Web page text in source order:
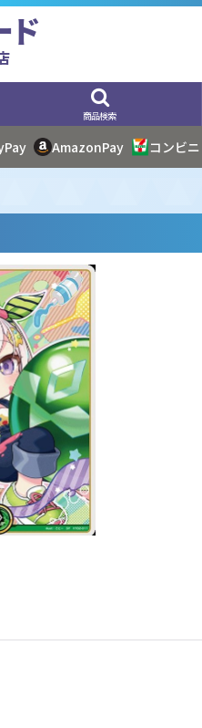
ド
商品検索
AmazonPay コンビニ